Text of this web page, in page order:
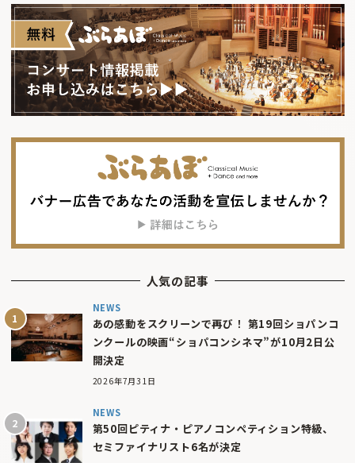
人気の記事
NEWS
あの感動をスクリーンで再び！ 第19回ショパンコ
ンクールの映画“ショパコンシネマ”が10月2日公
開決定
2026年7月31日
NEWS
第50回ピティナ・ピアノコンペティション特級、
セミファイナリスト6名が決定